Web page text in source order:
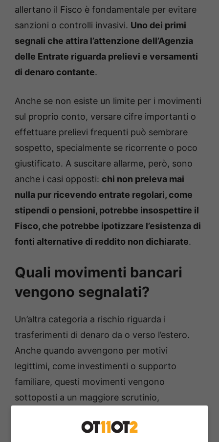
allertano il Fisco è fondamentale per evitare
sanzioni o controlli invasivi. Uno dei primi
segnali che attira l’attenzione dell’Agenzia
delle Entrate riguarda prelievi e versamenti
di denaro contante.
Anche se non esiste un limite per i movimenti
sul proprio conto, versare cifre importanti o
effettuare prelievi frequenti può sembrare
sospetto, specialmente se ricorrente o poco
giustificato. A suscitare allarme, però, sono
anche i casi opposti: chi non preleva mai
nulla pur ricevendo entrate regolari, come
stipendi o pensioni, potrebbe insospettire il
Fisco, che potrebbe ipotizzare l’esistenza di
fonti alternative di reddito non dichiarate.
Quali movimenti bancari
vengono segnalati?
Un’altra categoria a rischio riguarda i
trasferimenti di denaro da o verso l’estero.
Anche quando avvengono per motivi
legittimi, come investimenti o supporto
familiare, questi movimenti vengono
sottoposti a un maggiore scrutinio,
banca, in tal caso, può richiedere